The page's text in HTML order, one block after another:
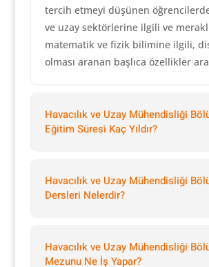
tercih etmeyi düşünen öğrencilerde
ve uzay sektörlerine ilgili ve
matematik ve fizik bilimine ilgili,
olması aranan başlıca özellikler
Havacılık ve Uzay Mühendisliği
Eğitim Süresi Kaç Yıldır?
Havacılık ve Uzay Mühendisliği
Dersleri Nelerdir?
Havacılık ve Uzay Mühendisliği
Mezunu Ne İş Yapar?